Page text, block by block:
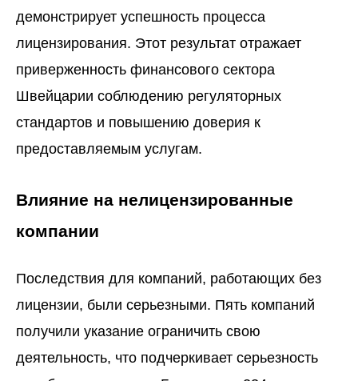
демонстрирует успешность процесса
лицензирования. Этот результат отражает
приверженность финансового сектора
Швейцарии соблюдению регуляторных
стандартов и повышению доверия к
предоставляемым услугам.
Влияние на нелицензированные
компании
Последствия для компаний, работающих без
лицензии, были серьезными. Пять компаний
получили указание ограничить свою
деятельность, что подчеркивает серьезность